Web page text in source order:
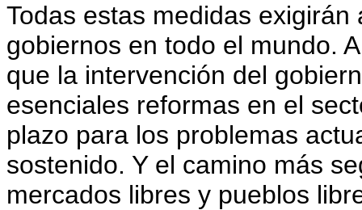
Todas estas medidas
gobiernos en todo el mundo.
que la intervención del
esenciales reformas en el
plazo para los problemas
sostenido. Y el camino más
mercados libres y pueblos